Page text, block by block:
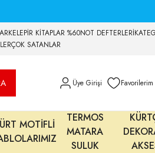
KELEPİR KİTAPLAR %60NOT DEFTERLERİ
ÇOK SATANLAR
Üye Girişi Favorilerim
MOTİFLİ
TERMOS
MATARA
SULUK